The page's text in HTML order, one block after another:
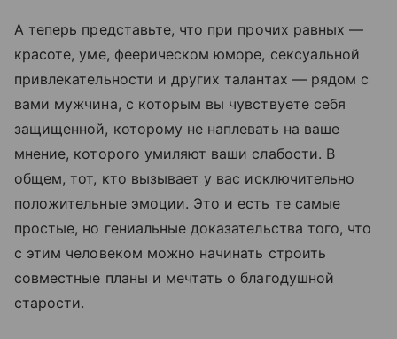
А теперь представьте, что при прочих равных —
красоте, уме, феерическом юморе, сексуальной
привлекательности и других талантах — рядом с
вами мужчина, с которым вы чувствуете себя
защищенной, которому не наплевать на ваше
мнение, которого умиляют ваши слабости. В
общем, тот, кто вызывает у вас исключительно
положительные эмоции. Это и есть те самые
простые, но гениальные доказательства того, что
с этим человеком можно начинать строить
совместные планы и мечтать о благодушной
старости.